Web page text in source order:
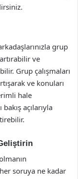
grup
ve
Grup çalışmaları
ve konuları
hale
açılarıyla
soruya ne kadar